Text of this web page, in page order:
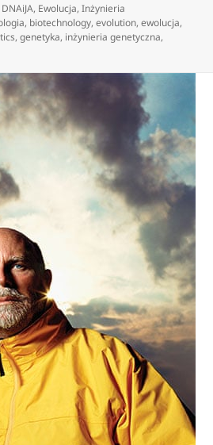
Kategorie
DNAiJA, Ewolucja,Inżynieria
, biotechnology,evolution,ewolucja,
,genetyka, inżynieria genetyczna,